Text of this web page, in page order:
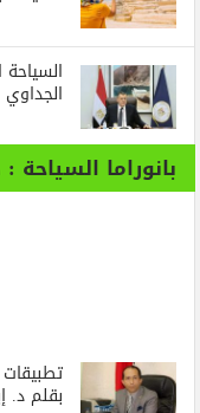
الجداوي
بانوراما
بقلم د.